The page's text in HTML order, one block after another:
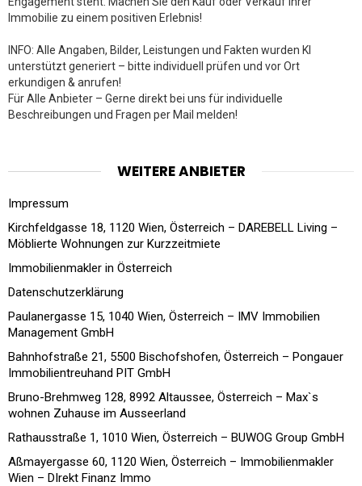
Immobilie zu einem positiven Erlebnis!
INFO: Alle Angaben, Bilder, Leistungen und Fakten wurden KI
unterstützt generiert – bitte individuell prüfen und vor Ort
erkundigen & anrufen!
Für Alle Anbieter – Gerne direkt bei uns für individuelle
Beschreibungen und Fragen per Mail melden!
WEITERE ANBIETER
Impressum
Kirchfeldgasse 18, 1120 Wien, Österreich – DAREBELL Living –
Möblierte Wohnungen zur Kurzzeitmiete
Immobilienmakler in Österreich
Datenschutzerklärung
Paulanergasse 15, 1040 Wien, Österreich – IMV Immobilien
Management GmbH
Bahnhofstraße 21, 5500 Bischofshofen, Österreich – Pongauer
Immobilientreuhand PIT GmbH
Bruno-Brehmweg 128, 8992 Altaussee, Österreich – Max`s
wohnen Zuhause im Ausseerland
Rathausstraße 1, 1010 Wien, Österreich – BUWOG Group GmbH
Aßmayergasse 60, 1120 Wien, Österreich – Immobilienmakler
Wien – DIrekt Finanz Immo